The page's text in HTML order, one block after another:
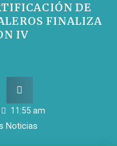
DE
FINALIZA
IV
11:55 am
Noticias